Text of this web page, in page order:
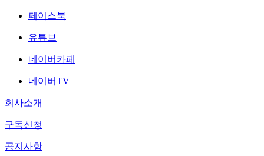
페이스북
유튜브
네이버카페
네이버TV
회사소개
구독신청
공지사항